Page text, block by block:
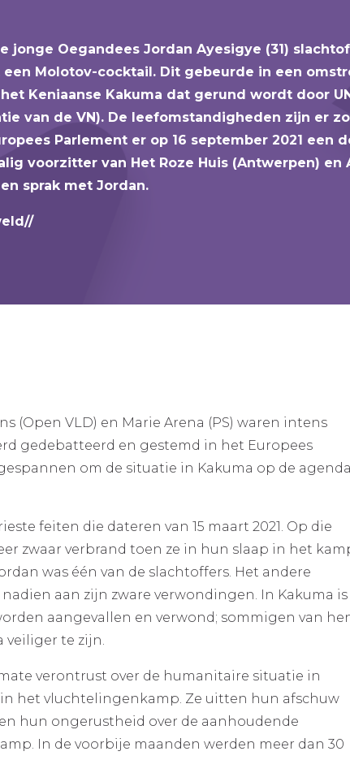
jonge Oegandees Jordan Ayesigye (31)
Molotov-cocktail. Dit gebeurde in een
Keniaanse Kakuma dat gerund wordt door
van de VN). De leefomstandigheden zijn er
Parlement er op 16 september 2021 een
voorzitter van Het Roze Huis (Antwerpen) en
sprak met Jordan.
(Open VLD) en Marie Arena (PS) waren intens
gedebatteerd en gestemd in het Europees
om de situatie in Kakuma op de
feiten die dateren van 15 maart 2021. Op die
zwaar verbrand toen ze in hun slaap in het
was één van de slachtoffers. Het andere
aan zijn zware verwondingen. In Kakuma is
aangevallen en verwond; sommigen van
veiliger te zijn.
verontrust over de humanitaire situatie in
het vluchtelingenkamp. Ze uitten hun afschuw
hun ongerustheid over de aanhoudende
In de voorbije maanden werden meer dan 30